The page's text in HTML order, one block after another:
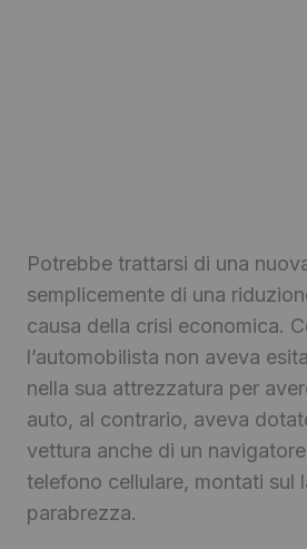
Potrebbe trattarsi di una
semplicemente di una
causa della crisi economica.
l’automobilista non aveva
nella sua attrezzatura per
auto, al contrario, aveva
vettura anche di un
telefono cellulare, montati sul
parabrezza.